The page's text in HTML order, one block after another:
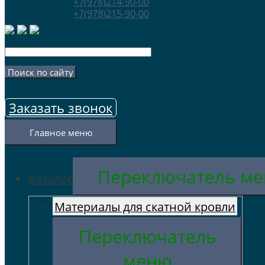
+7(978)215-90-00
Заказать звонок
Главное меню
Каталог Переключатель
Материалы для скатной кровли
Переключатель